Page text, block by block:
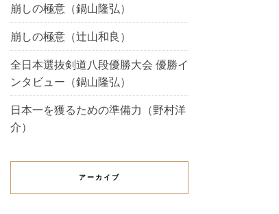
崩しの極意（鍋山隆弘）
崩しの極意（辻山和良）
全日本選抜剣道八段優勝大会 優勝イ
ンタビュー（鍋山隆弘）
日本一を獲るための準備力（野村洋
介）
アーカイブ